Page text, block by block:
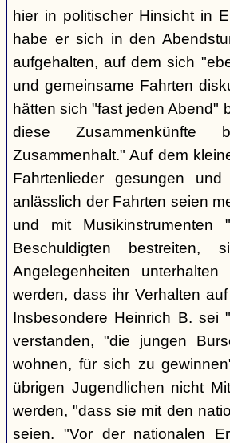
hier in politischer Hinsicht in
habe er sich in den
aufgehalten, auf dem sich
und gemeinsame Fahrten
hätten sich "fast jeden Abend"
diese Zusammenkünfte
Zusammenhalt." Auf dem
Fahrtenlieder gesungen
anlässlich der Fahrten seien
und mit Musikinstrumenten
Beschuldigten
Angelegenheiten
werden, dass ihr Verhalten
Insbesondere Heinrich B. sei
verstanden, "die jungen
wohnen, für sich zu
übrigen Jugendlichen nicht
werden, "dass sie mit den
seien. "Vor der nationalen